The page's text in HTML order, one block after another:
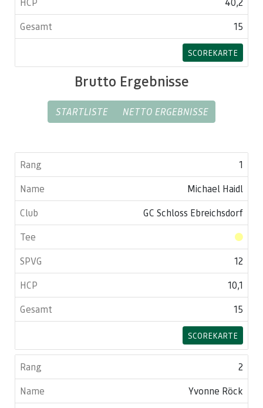
15
SCOREKARTE
Brutto Ergebnisse
STARTLISTE NETTO ERGEBNISSE
1
Michael Haidl
GC Schloss Ebreichsdorf
12
10,1
15
SCOREKARTE
2
Yvonne Röck